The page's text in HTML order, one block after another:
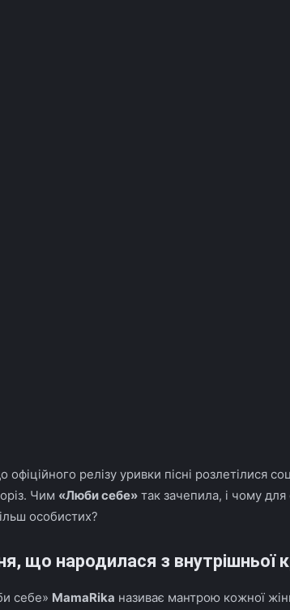
офіційного релізу уривки пісні розлетілися
Чим «Люби себе» так зачепила, і чому
особистих?
що народилася з внутрішньої
себе» MamaRika називає мантрою кожної